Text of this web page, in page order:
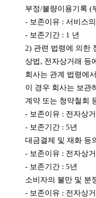
부정/불량이용기록 (
- 보존이유 : 서비스
- 보존기간 : 1 년
2) 관련 법령에 의한
상법, 전자상거래 등
회사는 관계 법령에
이 경우 회사는 보관
계약 또는 청약철회
- 보존이유 : 전자상
- 보존기간 : 5년
대금결제 및 재화 등
- 보존이유 : 전자상
- 보존기간 : 5년
소비자의 불만 및 분
- 보존이유 : 전자상